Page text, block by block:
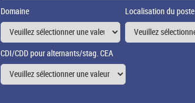
Domaine Localisation du poste
CDI/CDD pour alternants/stag. CEA